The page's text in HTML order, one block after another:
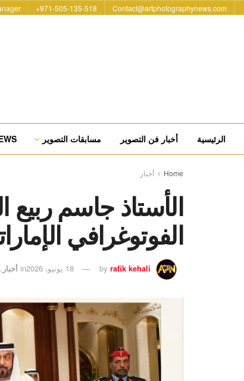
Contact@artphotographynews.com
971-505-135-518+
الرئيسية أخبار فن التصوير مسابقات التصوير
Home أخبار
الأستاذ جاسم
الفوتوغرافي
by rafik kehali 18 يونيو، 2026 in أخبار ,